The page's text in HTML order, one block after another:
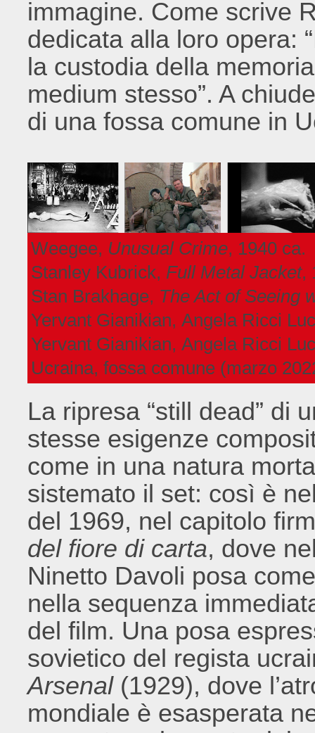
immagine. Come scrive
dedicata alla loro opera:
la custodia della
medium stesso”. A
di una fossa comune in
Weegee, Unusual Crime, 1940 ca.
Stanley Kubrick, Full Metal Jacket,
Stan Brakhage, The Act of Seeing
Yervant Gianikian, Angela Ricci
Yervant Gianikian, Angela Ricci
Ucraina, fossa comune (marzo
La ripresa “still dead” di
stesse esigenze
come in una natura
sistemato il set: così è
del 1969, nel capitolo
del fiore di carta, dove
Ninetto Davoli posa
nella sequenza
del film. Una posa
sovietico del regista
Arsenal(1929), dove
mondiale è esasperata